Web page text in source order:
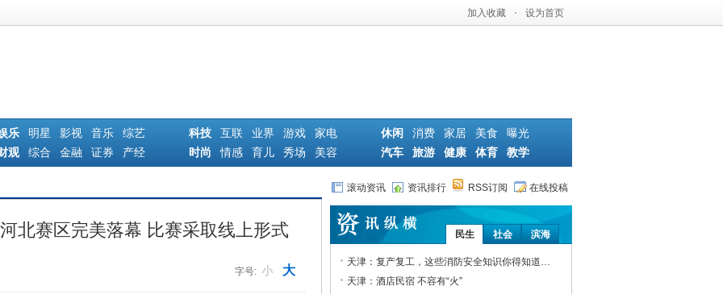
加入收藏 · 设为首页
乐 明星 影视 音乐
综艺
观
综合 金融 证券 产经
科技 互联 业界 游戏
家电
时尚
情感 育儿 秀场 美容
休闲 消费 家居 美食
曝光
汽车
旅游 健康 体育 教学
滚动资讯 资讯排行 RSS订阅 在线投稿
北赛区完美落幕 比赛采取线上形式
字号: 小 大
民生 社会 滨海
天津：复产复工，这些消防安全知识你得知道…
天津：酒店民宿 不容有“火”